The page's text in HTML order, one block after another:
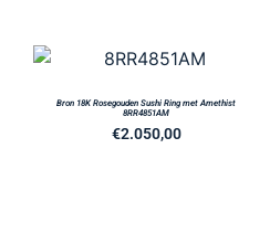
Bron 18K Rosegouden Sushi Ring met Amethist
8RR4851AM
€2.050,00